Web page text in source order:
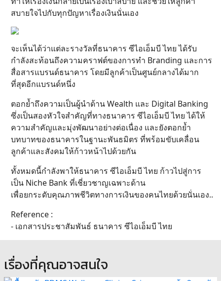
สบายใจไปกับทุกปัญหาเรื่องเงินนั่นเอง
จะเห็นได้ว่าแต่ละรางวัลที่ธนาคาร ซีไอเอ็มบี ไทย ได้รับ
กำลังสะท้อนถึงความคราฟต์ของการทำ Branding และการ
สื่อสารแบรนด์ธนาคาร โดยมีลูกค้าเป็นศูนย์กลางได้มาก
ที่สุดอีกแบรนด์หนึ่ง
ตอกย้ำถึงความเป็นผู้นำด้าน Wealth และ Digital Banking
ซึ่งเป็นสองหัวใจสำคัญที่ทางธนาคาร ซีไอเอ็มบี ไทย ได้ให้
ความสำคัญและมุ่งพัฒนาอย่างต่อเนื่อง และยังตอกย้ำ
บทบาทของธนาคารในฐานะพันธมิตร ที่พร้อมขับเคลื่อน
ลูกค้าและสังคมให้ก้าวหน้าไปด้วยกัน
ทั้งหมดนี้กำลังพาให้ธนาคาร ซีไอเอ็มบี ไทย ก้าวไปสู่การ
เป็น Niche Bank ที่เชี่ยวชาญเฉพาะด้าน
เพื่อยกระดับคุณภาพชีวิตทางการเงินของคนไทยด้วยนั่นเอง..
Reference :
- เอกสารประชาสัมพันธ์ ธนาคาร ซีไอเอ็มบี ไทย
เรื่องที่คุณอาจสนใจ